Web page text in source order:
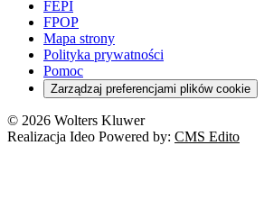
FEPI
FPOP
Mapa strony
Polityka prywatności
Pomoc
Zarządzaj preferencjami plików cookie
© 2026 Wolters Kluwer
Realizacja Ideo Powered by: CMS Edito